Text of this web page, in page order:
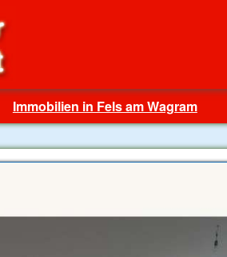
Immobilien in Fels am Wagram